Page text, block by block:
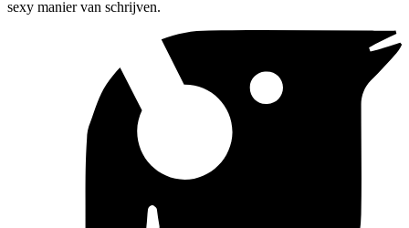
sexy manier van schrijven.